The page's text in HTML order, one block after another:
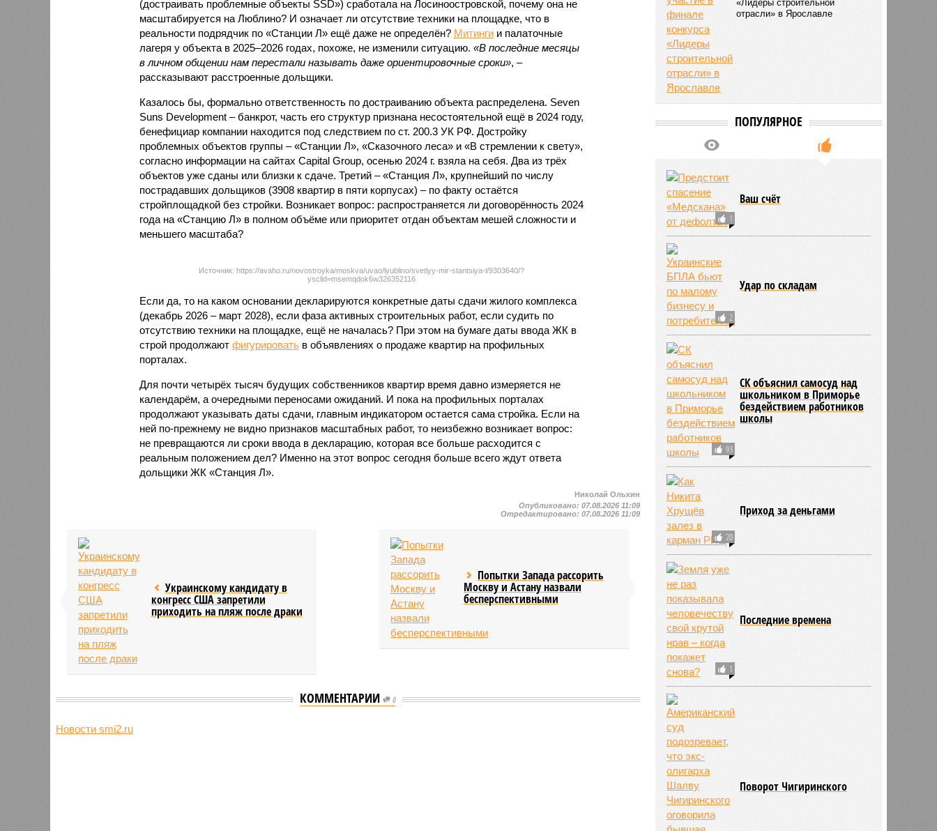
(достраивать проблемные объекты SSD») сработала на Лосиноостровской, почему она не
масштабируется на Люблино? И означает ли отсутствие техники на площадке, что в
реальности подрядчик по «Станции Л» ещё даже не определён? Митингии палаточные
лагеря у объекта в 2025–2026 годах, похоже, не изменили ситуацию. «В последние месяцы
в личном общении нам перестали называть даже ориентировочные сроки», –
рассказывают расстроенные дольщики.
Казалось бы, формально ответственность по достраиванию объекта распределена. Seven
Suns Development – банкрот, часть его структур признана несостоятельной ещё в 2024 году,
бенефициар компании находится под следствием по ст. 200.3 УК РФ. Достройку
проблемных объектов группы – «Станции Л», «Сказочного леса» и «В стремлении к свету»,
согласно информации на сайтах Capital Group, осенью 2024 г. взяла на себя. Два из трёх
объектов уже сданы или близки к сдаче. Третий – «Станция Л», крупнейший по числу
пострадавших дольщиков (3908 квартир в пяти корпусах) – по факту остаётся
стройплощадкой без стройки. Возникает вопрос: распространяется ли договорённость 2024
года на «Станцию Л» в полном объёме или приоритет отдан объектам мешей сложности и
меньшего масштаба?
Источник: https://avaho.ru/novostroyka/moskva/uvao/lyublino/svetlyy-mir-stantsiya-l/9303640/?
ysclid=msemqdok6w326352116
Если да, то на каком основании декларируются конкретные даты сдачи жилого комплекса
(декабрь 2026 – март 2028), если фаза активных строительных работ, если судить по
отсутствию техники на площадке, ещё не началась? При этом на бумаге даты ввода ЖК в
строй продолжают фигурироватьв объявлениях о продаже квартир на профильных
порталах.
Для почти четырёх тысяч будущих собственников квартир время давно измеряется не
календарём, а очередными переносами ожиданий. И пока на профильных порталах
продолжают указывать даты сдачи, главным индикатором остается сама стройка. Если на
ней по-прежнему не видно признаков масштабных работ, то неизбежно возникает вопрос:
не превращаются ли сроки ввода в декларацию, которая все больше расходится с
реальным положением дел? Именно на этот вопрос сегодня больше всего ждут ответа
дольщики ЖК «Станция Л».
Николай Ольхин
Опубликовано:07.08.2026 11:09
Отредактировано:07.08.2026 11:09
Украинскому кандидату в
конгресс США запретили
приходить на пляж после драки
Попытки Запада рассорить
Москву и Астану назвали
бесперспективными
КОММЕНТАРИИ 0
Новости smi2.ru
«Лидеры строительной
отрасли» в Ярославле
ПОПУЛЯРНОЕ
1
Ваш счёт
2
Удар по складам
93
СК объяснил самосуд над
школьником в Приморье
бездействием работников
школы
20
Приход за деньгами
1
Последние времена
Поворот Чигиринского